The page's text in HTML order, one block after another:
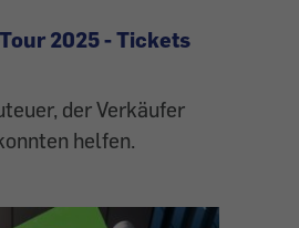
2025 - Tickets
der Verkäufer
helfen.